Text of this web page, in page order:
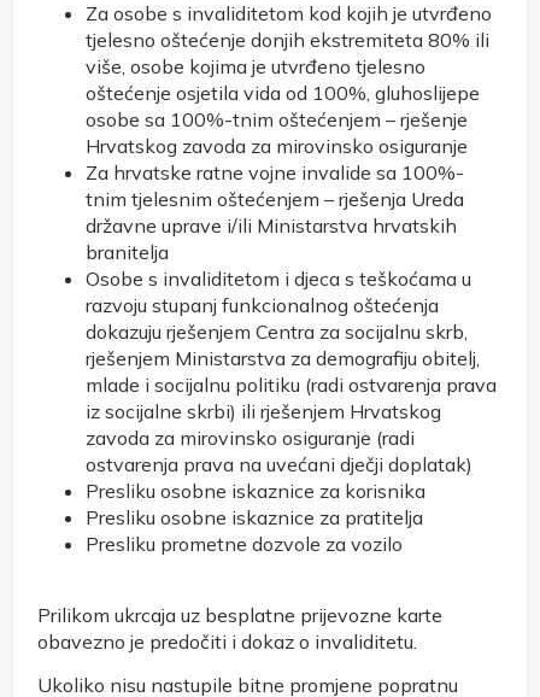
Za osobe s invaliditetom kod kojih je utvrđeno
tjelesno oštećenje donjih ekstremiteta 80% ili
više, osobe kojima je utvrđeno tjelesno
oštećenje osjetila vida od 100%, gluhoslijepe
osobe sa 100%-tnim oštećenjem – rješenje
Hrvatskog zavoda za mirovinsko osiguranje
Za hrvatske ratne vojne invalide sa 100%-
tnim tjelesnim oštećenjem – rješenja Ureda
državne uprave i/ili Ministarstva hrvatskih
branitelja
Osobe s invaliditetom i djeca s teškoćama u
razvoju stupanj funkcionalnog oštećenja
dokazuju rješenjem Centra za socijalnu skrb,
rješenjem Ministarstva za demografiju obitelj,
mlade i socijalnu politiku (radi ostvarenja prava
iz socijalne skrbi) ili rješenjem Hrvatskog
zavoda za mirovinsko osiguranje (radi
ostvarenja prava na uvećani dječji doplatak)
Presliku osobne iskaznice za korisnika
Presliku osobne iskaznice za pratitelja
Presliku prometne dozvole za vozilo
Prilikom ukrcaja uz besplatne prijevozne karte
obavezno je predočiti i dokaz o invaliditetu.
Ukoliko nisu nastupile bitne promjene popratnu